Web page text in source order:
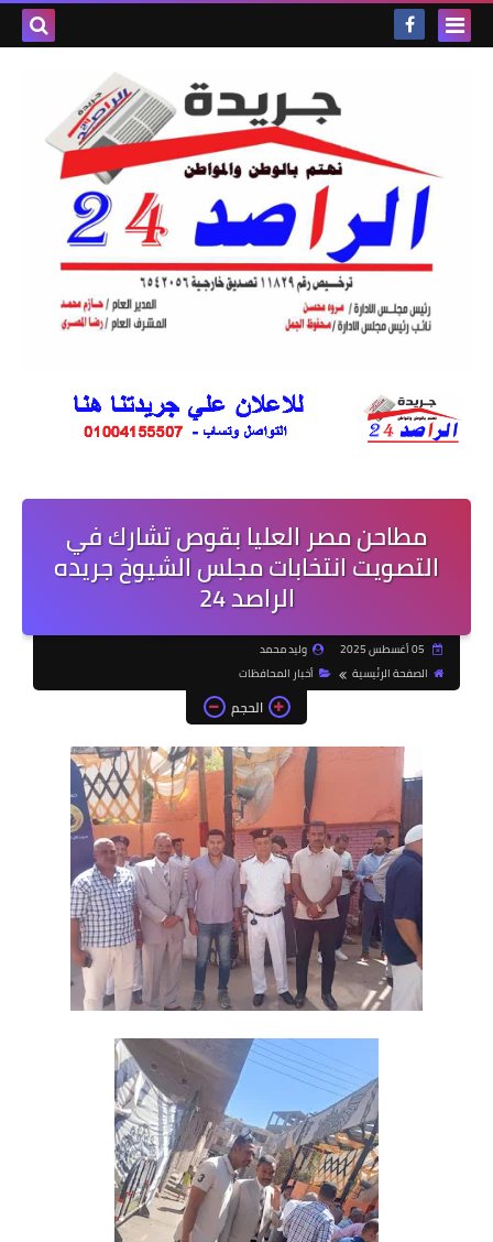
مطاحن مصر العليا بقوص تشارك في
التصويت انتخابات مجلس الشيوخ جريده
الراصد 24
وليد محمد
الصفحة الرئيسية
أخبار المحافظات
الحجم